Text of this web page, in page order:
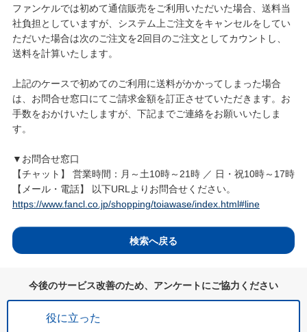
ファンケルでは初めて通信販売をご利用いただいた場合、送料当
社負担としていますが、システム上ご注文をキャンセルをしてい
ただいた場合は次のご注文を2回目のご注文としてカウントし、
送料を計算いたします。
上記のケースで初めてのご利用に送料がかかってしまった場合
は、お問合せ窓口にてご請求金額を訂正させていただきます。お
手数をおかけいたしますが、下記までご連絡をお願いいたしま
す。
▼お問合せ窓口
【チャット】 営業時間：月～土10時～21時 ／ 日・祝10時～17時
【メール・電話】 以下URLよりお問合せください。
https://www.fancl.co.jp/shopping/toiawase/index.html#line
検索へ戻る
今後のサービス改善のため、アンケートにご協力ください
役に立った